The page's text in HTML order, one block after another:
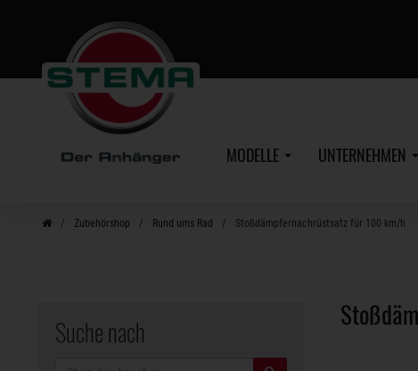
MODELLE UNTERNEHMEN
Zubehörshop Rund ums Rad Stoßdämpfernachrüstsatz für 100 km/h
Suche nach